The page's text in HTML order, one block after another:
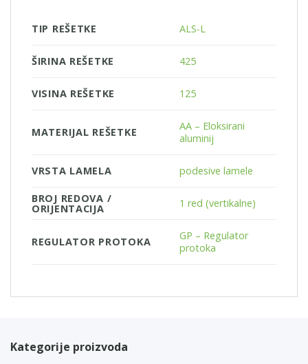
TIP REŠETKE ALS-L
ŠIRINA REŠETKE 425
VISINA REŠETKE 125
MATERIJAL REŠETKE
AA – Eloksirani
aluminij
VRSTA LAMELA podesive lamele
BROJ REDOVA /
ORIJENTACIJA 1 red (vertikalne)
REGULATOR PROTOKA
GP – Regulator
protoka
Kategorije proizvoda